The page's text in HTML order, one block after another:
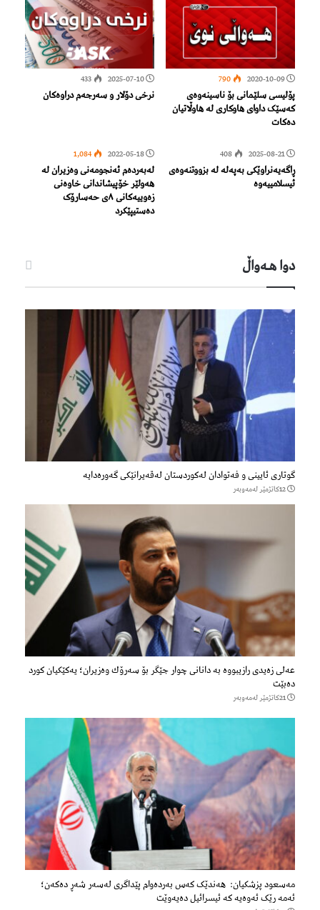
2020-10-09
790
پۆلیسی سلێمانی بۆ ناسینەوەی
کەسێک داوای هاوکاری لە هاوڵاتیان
دەکات
2025-07-10
433
نرخی دۆلار و سەرجەم دراوەکان
2025-08-21
408
ڕاگەیەنراوێکی بەپەلە لە بزووتنەوەی
ئیسلامییەوە
2022-05-18
1,084
لەبەردەم ئەنجومەنی وەزیران لە
هەولێر خۆپیشاندانی خاوەنی
زەوییەکانی ٨ی حەسارۆک
دەستیپێکرد
دوا هـه‌واڵ
گوتاری ئایینی و فەتوادان لەکوردستان لەقەیرانێکی گەورەدایە
12كاتژمێر لەمەوبەر
عەلی زەیدی رازیبووە بە دانانی چوار جێگر بۆ سەرۆك وەزیران؛ یەكێكیان كورد
دەبێت
21كاتژمێر لەمەوبەر
مەسعود پزشكیان: هەندێک کەس بەردەوام پێداگری لەسەر شەڕ دەكەن؛
ئەمە رێک ئەوەیە کە ئیسرائیل دەیەوێت